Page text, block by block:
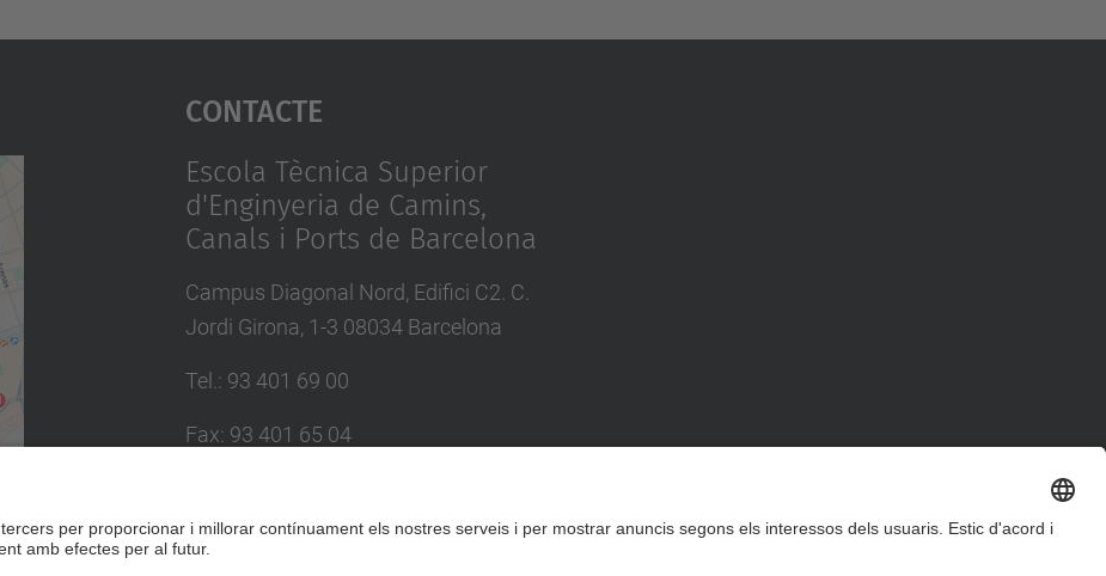
Contacte
Escola Tècnica Superior
d'Enginyeria de Camins,
Canals i Ports de Barcelona
Campus Diagonal Nord, Edifici C2. C.
Jordi Girona, 1-3 08034 Barcelona
Tel.: 93 401 69 00
Fax: 93 401 65 04
Formulari de contacte